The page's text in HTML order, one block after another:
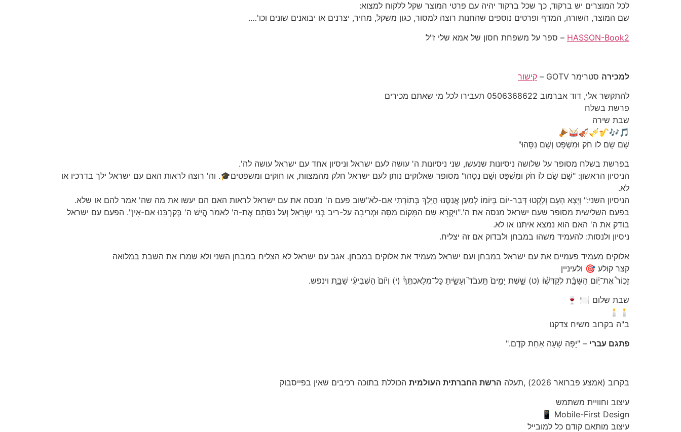
לכל המוצרים יש ברקוד, כך שכל ברקוד יהיה עם פרטי המוצר שקל ללקוח למצוא:
שם המוצר, השורה, המדף ופרטים נוספים שהחנות רוצה למסור, כגון משקל, מחיר, יצרנים או יבואנים שונים וכו'….
HASSON-Book2 – ספר על משפחת חסון של אמא שלי ז"ל
למכירה סטרימר GOTV –
קישור
להתקשר אלי, דוד אברמוב 0506368622 תעבירו לכל מי שאתם מכירים
פרשת בשלח
שבת שירה
🎵🎶🎷🎺🎻🥁🪘
שָׁם שָׂם לוֹ חֹק וּמִשְׁפָּט וְשָׁם נִסָּהוּ"
בפרשת בשלח מסופר על שלושה ניסיונות שנעשו, שני ניסיונות ה' עושה לעם ישראל וניסיון אחד עם ישראל עושה לה'.
הניסיון הראשון: "שָׁם שָׂם לוֹ חֹק וּמִשְׁפָּט וְשָׁם נִסָּהוּ" מסופר שאלוקים נותן לעם ישראל חלק מהמצוות, או חוקים ומשפטים🎓. וה' רוצה לראות האם עם ישראל ילך בדרכיו או
לא.
הניסיון השני:" וְיָצָא הָעָם וְלָקְטוּ דְּבַר-יוֹם בְּיוֹמוֹ לְמַעַן אֲנַסֶּנּוּ הֲיֵלֵךְ בְּתוֹרָתִי אִם-לֹא"שוב פעם ה' מנסה את עם ישראל לראות האם הם יעשו את מה שה' אמר להם או שלא.
בפעם השלישית מסופר שעם ישראל מנסה את ה'."וַיִּקְרָא שֵׁם הַמָּקוֹם מַסָּה וּמְרִיבָה עַל-רִיב בְּנֵי יִשְׂרָאֵל וְעַל נַסֹּתָם אֶת-ה' לֵאמֹר הֲיֵשׁ ה' בְּקִרְבֵּנוּ אִם-אָיִן". הפעם עם ישראל
בודק את ה' האם הוא נמצא איתנו או לא.
ניסיון ולנסות: להעמיד משהו במבחן ולבדוק אם זה יצליח.
אלוקים מעמיד פעמיים את עם ישראל במבחן ועם ישראל מעמיד את אלוקים במבחן. אגב עם ישראל לא הצליח במבחן השני ולא שמרו את השבת במלואה
קצר קולע 🎯 ולעיניין
זָכ֛וֹר֩ אֶת־י֥֨וֹם הַשַּׁבָּ֖֜ת לְקַדְּשֽׁ֗וֹ (ט) שֵׁ֤֣שֶׁת יָמִ֣ים֙ תַּֽעֲבֹ֔ד֮ וְעָשִׂ֖֣יתָ כָּל־מְלַאכְתֶּֽךָ֒ (י) וְי֙וֹם֙ הַשְּׁבִיעִ֔֜י שַׁבָּ֖֣ת וינפש.
שבת שלום 🍽️ 🍷
🕯️🕯️
ב"ה בקרוב משיח צדקנו
פתגם עברי – "יָפָה שָׁעָה אַחַת קֹדֶם."
בקרוב (אמצע פברואר 2026) ,תעלה הרשת החברתית העולמית הכוללת בתוכה רכיבים שאין בפייסבוק
עיצוב וחוויית משתמש
Mobile-First Design 📱
עיצוב מותאם קודם כל למובייל